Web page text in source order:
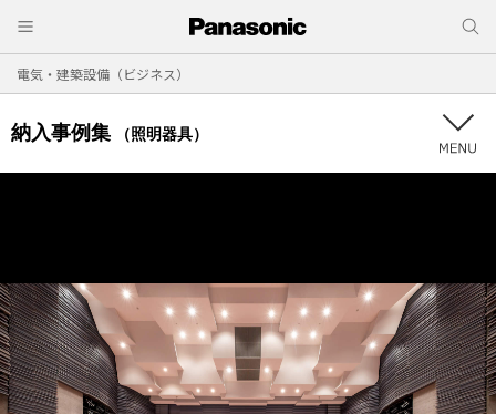
電気・建築設備（ビジネス）
納入事例集 （照明器具）